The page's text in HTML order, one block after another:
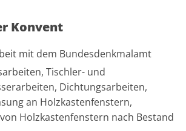
Konvent
mit dem Bundesdenkmalamt
Tischler- und
Dichtungsarbeiten,
an Holzkastenfenstern,
Holzkastenfenstern nach Bestand